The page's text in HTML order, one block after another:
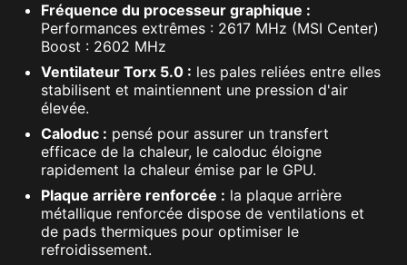
Fréquence du processeur graphique :
Performances extrêmes : 2617 MHz (MSI Center)
Boost : 2602 MHz
Ventilateur Torx 5.0 : les pales reliées entre elles
stabilisent et maintiennent une pression d'air
élevée.
Caloduc : pensé pour assurer un transfert
efficace de la chaleur, le caloduc éloigne
rapidement la chaleur émise par le GPU.
Plaque arrière renforcée : la plaque arrière
métallique renforcée dispose de ventilations et
de pads thermiques pour optimiser le
refroidissement.